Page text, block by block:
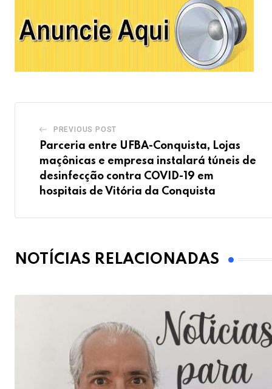
PREVIOUS POST
Parceria entre UFBA-Conquista, Lojas
maçônicas e empresa instalará túneis de
desinfecção contra COVID-19 em
hospitais de Vitória da Conquista
NOTÍCIAS RELACIONADAS